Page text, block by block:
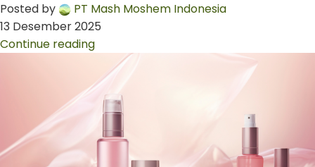
Posted by
PT Mash Moshem Indonesia
13 Desember 2025
Continue reading